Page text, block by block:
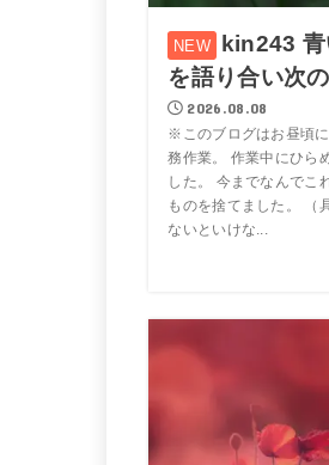
kin243 青
を語り合い次
2026.08.08
※このブログはお昼頃
務作業。 作業中にひら
した。 今までなんでこ
ものを捨てました。 （
ないといけな...